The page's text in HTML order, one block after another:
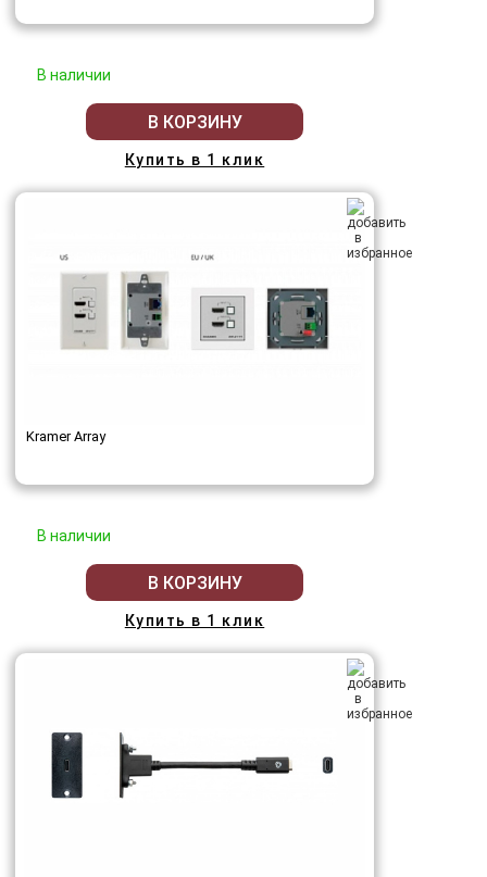
В наличии
В КОРЗИНУ
Купить в 1 клик
Kramer Array
В наличии
В КОРЗИНУ
Купить в 1 клик